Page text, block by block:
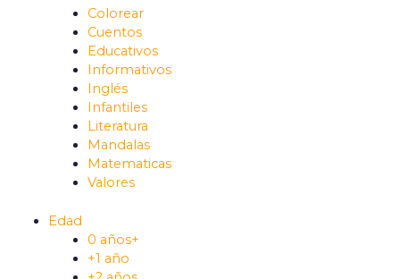
Colorear
Cuentos
Educativos
Informativos
Inglés
Infantiles
Literatura
Mandalas
Matematicas
Valores
Edad
0 años+
+1 año